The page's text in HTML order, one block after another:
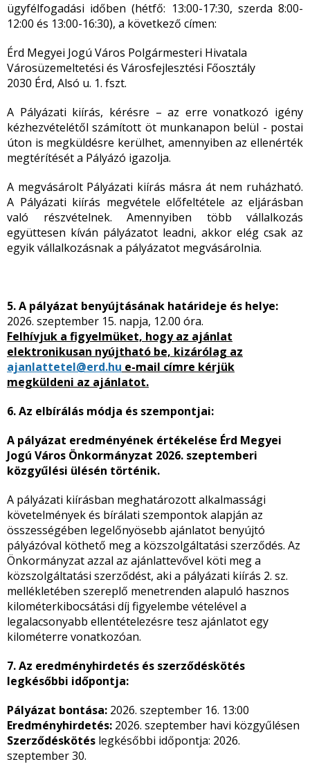
ügyfélfogadási időben (hétfő: 13:00-17:30, szerda 8:00-
12:00 és 13:00-16:30), a következő címen:
Érd Megyei Jogú Város Polgármesteri Hivatala
Városüzemeltetési és Városfejlesztési Főosztály
2030 Érd, Alsó u. 1. fszt.
A Pályázati kiírás, kérésre – az erre vonatkozó igény
kézhezvételétől számított öt munkanapon belül - postai
úton is megküldésre kerülhet, amennyiben az ellenérték
megtérítését a Pályázó igazolja.
A megvásárolt Pályázati kiírás másra át nem ruházható.
A Pályázati kiírás megvétele előfeltétele az eljárásban
való részvételnek. Amennyiben több vállalkozás
együttesen kíván pályázatot leadni, akkor elég csak az
egyik vállalkozásnak a pályázatot megvásárolnia.
5. A pályázat benyújtásának határideje és helye:
2026. szeptember 15. napja, 12.00 óra.
Felhívjuk a figyelmüket, hogy az ajánlat
elektronikusan nyújtható be, kizárólag az
ajanlattetel@erd.hu e-mail címre kérjük
megküldeni az ajánlatot.
6. Az elbírálás módja és szempontjai:
A pályázat eredményének értékelése Érd Megyei
Jogú Város Önkormányzat 2026. szeptemberi
közgyűlési ülésén történik.
A pályázati kiírásban meghatározott alkalmassági
követelmények és bírálati szempontok alapján az
összességében legelőnyösebb ajánlatot benyújtó
pályázóval köthető meg a közszolgáltatási szerződés. Az
Önkormányzat azzal az ajánlattevővel köti meg a
közszolgáltatási szerződést, aki a pályázati kiírás 2. sz.
mellékletében szereplő menetrenden alapuló hasznos
kilométerkibocsátási díj figyelembe vételével a
legalacsonyabb ellentételezésre tesz ajánlatot egy
kilométerre vonatkozóan.
7. Az eredményhirdetés és szerződéskötés
legkésőbbi időpontja:
Pályázat bontása: 2026. szeptember 16. 13:00
Eredményhirdetés: 2026. szeptember havi közgyűlésen
Szerződéskötés legkésőbbi időpontja: 2026.
szeptember 30.